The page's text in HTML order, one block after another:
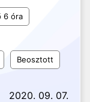
6 óra
Beosztott
2020. 09. 07.